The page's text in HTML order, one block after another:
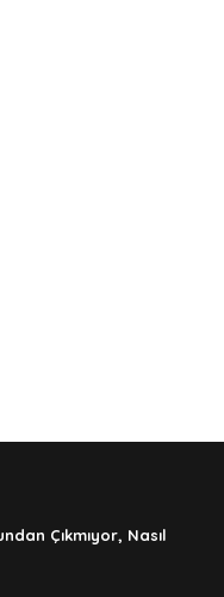
Çıkmıyor, Nasıl